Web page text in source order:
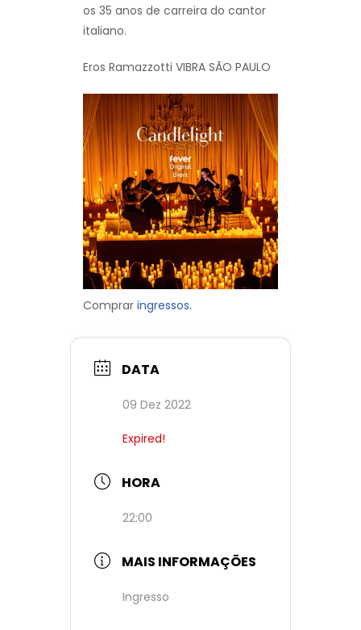
os 35 anos de carreira do cantor
italiano.
Eros Ramazzotti VIBRA SÃO PAULO
Comprar ingressos.
DATA
09 Dez 2022
Expired!
HORA
22:00
MAIS INFORMAÇÕES
Ingresso